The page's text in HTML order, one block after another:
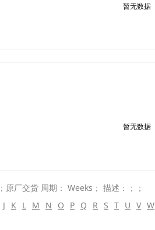
暂无数据
暂无数据
厂交货 周期： Weeks； 描述：；；
J K L M N O P Q R S T U V W